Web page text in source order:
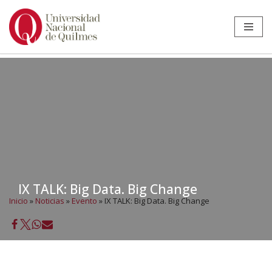
Ir
IX TALK: Big Data. Big Change
Inicio » Noticias » Evento » IX TALK: Big Data. Big Change